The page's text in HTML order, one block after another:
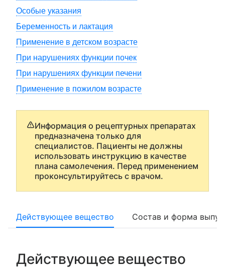
Особые указания
Беременность и лактация
Применение в детском возрасте
При нарушениях функции почек
При нарушениях функции печени
Применение в пожилом возрасте
Информация о рецептурных препаратах
предназначена только для
специалистов. Пациенты не должны
использовать инструкцию в качестве
плана самолечения. Перед применением
проконсультируйтесь с врачом.
Действующее вещество Состав и форма
Действующее вещество